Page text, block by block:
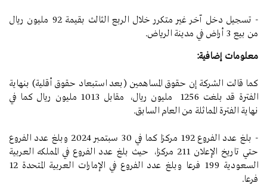
- تسجيل دخل آخر غير متكرر خلال الربع الثالث بقيمة 92 مليون ريال
من بيع 3 أراض في مدينة الرياض.
معلومات إضافية:
كما قالت الشركة إن حقوق المساهمين (بعد استبعاد حقوق أقلية) بنهاية
الفترة قد بلغت 1256 مليون ريال، مقابل 1013 مليون ريال كما في
نهاية الفترة المماثلة من العام السابق.
- بلغ عدد الفروع 192 مركزا كما في 30 سبتمبر 2024 وبلغ عدد الفروع
حتي تاريخ الإعلان 211 مركزا، حيث بلغ عدد الفروع في المملكه العربية
السعودية 199 فرعا وبلغ عدد الفروع في الإمارات العربية المتحدة 12
فرعا.